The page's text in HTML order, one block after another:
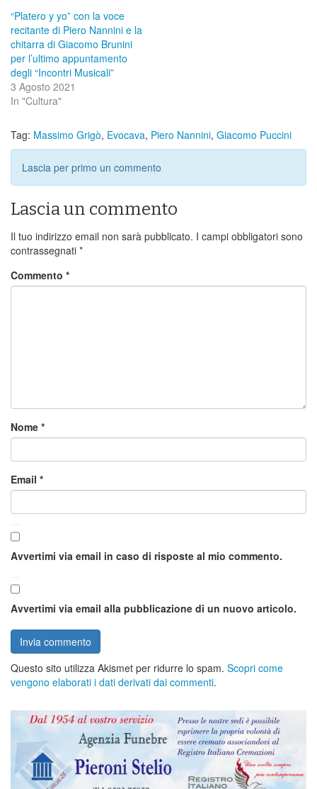
“Platero y yo” con la voce
recitante di Piero Nannini e la
chitarra di Giacomo Brunini
per l’ultimo appuntamento
degli “Incontri Musicali”
3 Agosto 2021
In "Cultura"
Tag: Massimo Grigò, Evocava, Piero Nannini, Giacomo Puccini
Lascia per primo un commento
Lascia un commento
Il tuo indirizzo email non sarà pubblicato. I campi obbligatori sono
contrassegnati *
Commento *
Nome *
Email *
Avvertimi via email in caso di risposte al mio commento.
Avvertimi via email alla pubblicazione di un nuovo articolo.
Questo sito utilizza Akismet per ridurre lo spam. Scopri come
vengono elaborati i dati derivati dai commenti.